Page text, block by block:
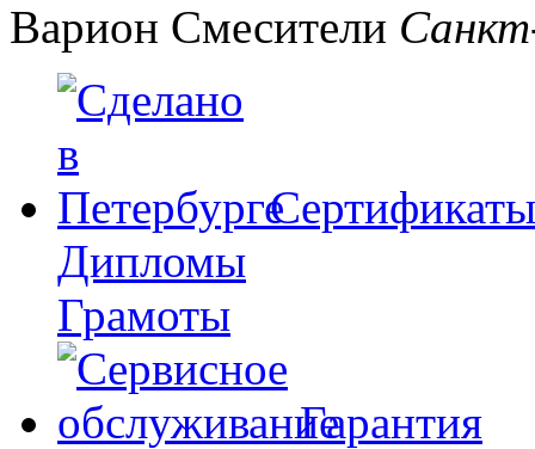
Варион Смесители
Сертификаты
Дипломы
Грамоты
Гарантия